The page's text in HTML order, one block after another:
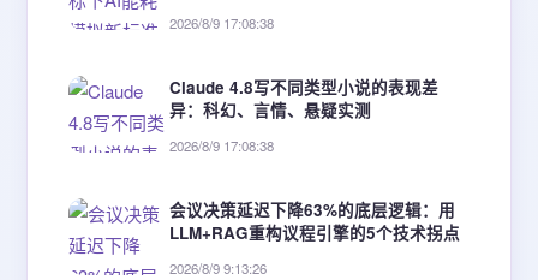
2026/8/9 17:08:38
Claude 4.8写不同类型小说的表现差
异：科幻、言情、悬疑实测
2026/8/9 17:08:38
会议决策延迟下降63%的底层逻辑：用
LLM+RAG重构议程引擎的5个技术拐点
2026/8/9 9:13:26